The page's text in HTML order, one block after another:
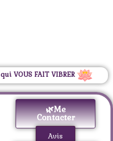
VOUS FAIT VIBRER
🌿Me
Contacter
Avis